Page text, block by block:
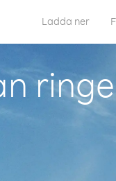
Ladda ner